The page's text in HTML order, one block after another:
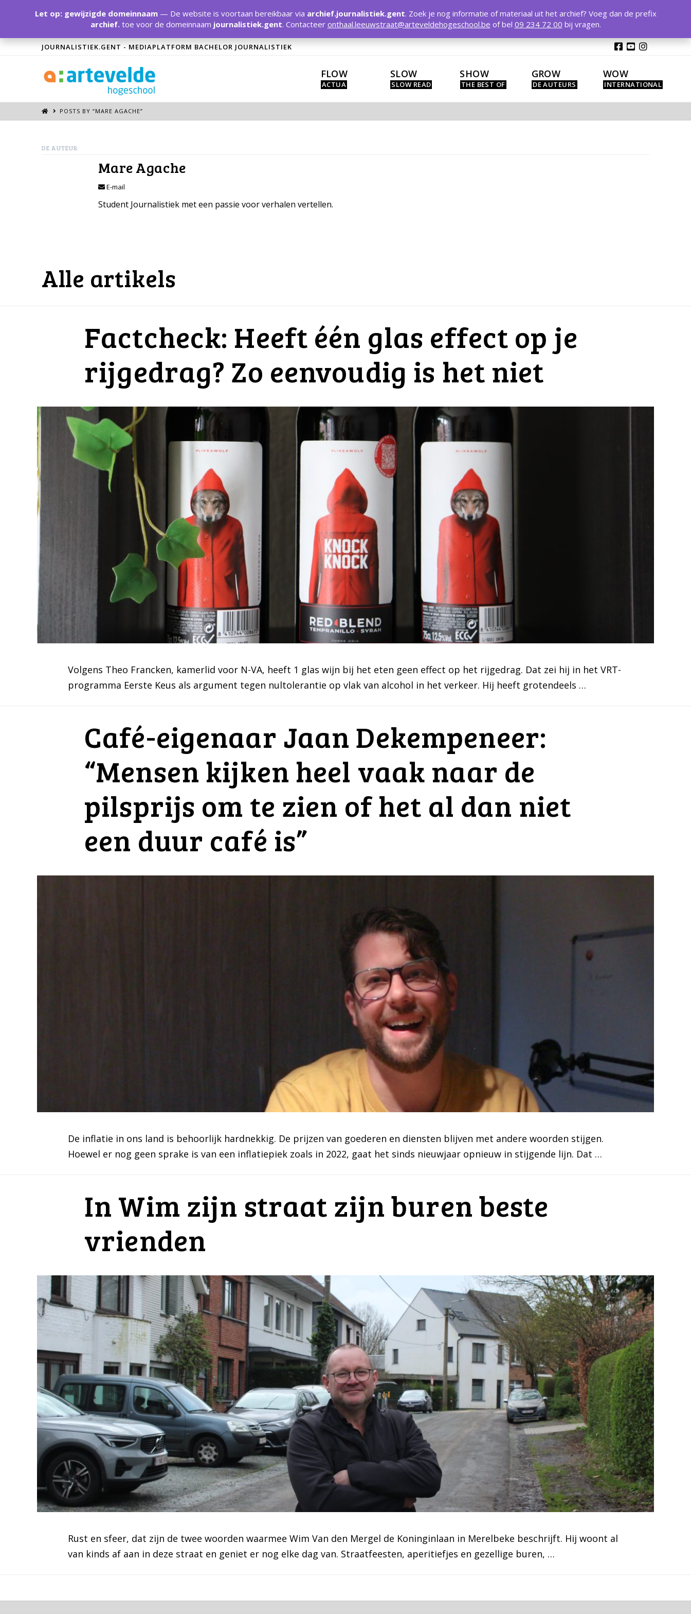
JOURNALISTIEK.GENT - MEDIAPLATFORM BACHELOR JOURNALISTIEK
FLOW SLOW SHOW GROW WOW
POSTS BY “MARE AGACHE”
DE AUTEUR
Mare Agache
E-mail
Student Journalistiek met een passie voor verhalen vertellen.
Alle artikels
Factcheck: Heeft één glas effect op je
rijgedrag? Zo eenvoudig is het niet
Volgens Theo Francken, kamerlid voor N-VA, heeft 1 glas wijn bij het eten geen effect op het rijgedrag. Dat zei hij in het VRT-
programma Eerste Keus als argument tegen nultolerantie op vlak van alcohol in het verkeer. Hij heeft grotendeels …
Café-eigenaar Jaan Dekempeneer:
“Mensen kijken heel vaak naar de
pilsprijs om te zien of het al dan niet
een duur café is”
De inflatie in ons land is behoorlijk hardnekkig. De prijzen van goederen en diensten blijven met andere woorden stijgen.
Hoewel er nog geen sprake is van een inflatiepiek zoals in 2022, gaat het sinds nieuwjaar opnieuw in stijgende lijn. Dat …
In Wim zijn straat zijn buren beste
vrienden
Rust en sfeer, dat zijn de twee woorden waarmee Wim Van den Mergel de Koninginlaan in Merelbeke beschrijft. Hij woont al
van kinds af aan in deze straat en geniet er nog elke dag van. Straatfeesten, aperitiefjes en gezellige buren, …
Let op: gewijzigde domeinnaam— De website is voortaan bereikbaar via archief.journalistiek.gent. Zoek je nog informatie of materiaal uit het archief? Voeg dan de prefix
archief.toe voor de domeinnaam journalistiek.gent. Contacteer onthaal.leeuwstraat@arteveldehogeschool.be of bel 09 234 72 00 bij vragen.